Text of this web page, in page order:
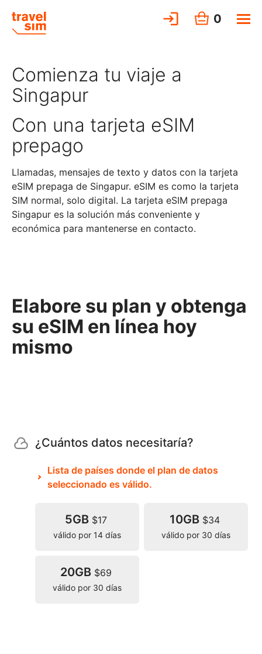
0
Comienza tu viaje a
Singapur
Con una tarjeta eSIM
prepago
Llamadas, mensajes de texto y datos con la tarjeta
eSIM prepaga de Singapur. eSIM es como la tarjeta
SIM normal, solo digital. La tarjeta eSIM prepaga
Singapur es la solución más conveniente y
económica para mantenerse en contacto.
Elabore su plan y obtenga
su eSIM en línea hoy
mismo
¿Cuántos datos necesitaría?
Lista de países donde el plan de datos
seleccionado es válido.
5GB $17
válido por 14 días
10GB $34
válido por 30 días
20GB $69
válido por 30 días